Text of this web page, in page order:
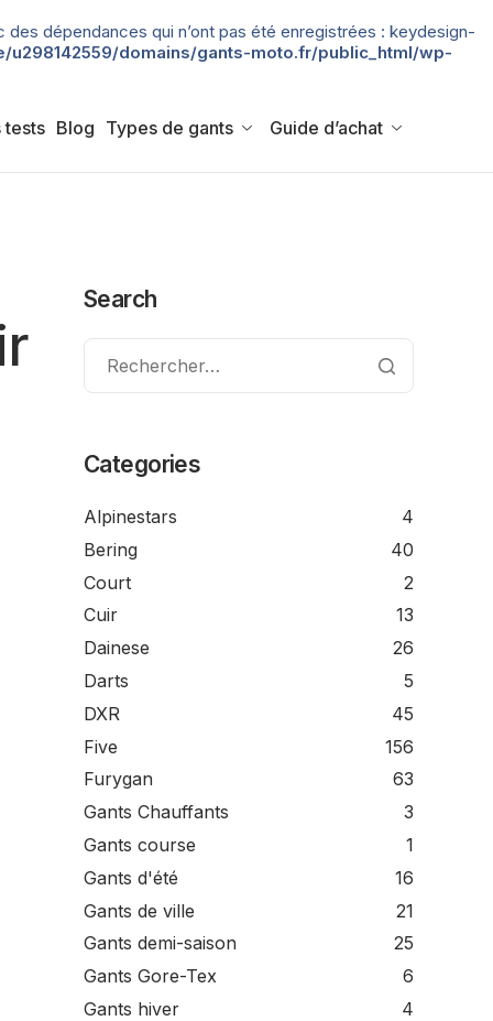
dépendances qui n’ont pas été enregistrées : keydesign-
u298142559/domains/gants-moto.fr/public_html/wp-
tests Blog Types de gants Guide d’achat
Search
Categories
Alpinestars
4
Bering
40
Court
2
Cuir
13
Dainese
26
Darts
5
DXR
45
Five
156
Furygan
63
Gants Chauffants
3
Gants course
1
Gants d'été
16
Gants de ville
21
Gants demi-saison
25
Gants Gore-Tex
6
Gants hiver
4